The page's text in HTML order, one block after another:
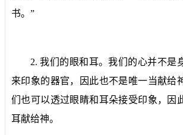
书。”
2.我们的眼和耳。我们的心并不是
来印象的器官，因此也不是唯一当献给
们也可以透过眼睛和耳朵接受印象，因
耳献给神。